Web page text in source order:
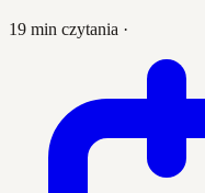
19 min czytania ·